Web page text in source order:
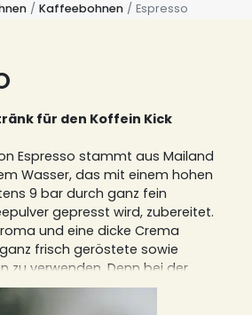
Kaffeebohnen Espresso
für den Koffein Kick
Espresso stammt aus Mailand
Wasser, das mit einem hohen
9 bar durch ganz fein
gepresst wird, zubereitet.
und eine dicke Crema
frisch geröstete sowie
zu verwenden. Denn bei der
kommt es auf die Details
in der Tasse maßgeblich